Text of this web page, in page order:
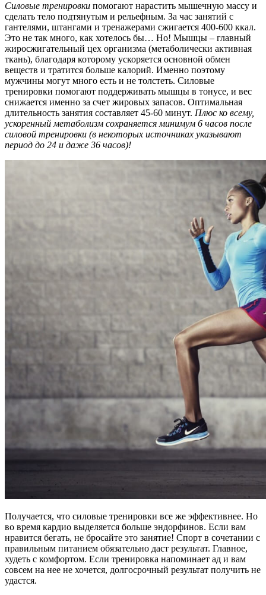
Силовые тренировки помогают нарастить мышечную массу и
сделать тело подтянутым и рельефным. За час занятий с
гантелями, штангами и тренажерами сжигается 400-600 ккал.
Это не так много, как хотелось бы… Но! Мышцы – главный
жиросжигательный цех организма (метаболически активная
ткань), благодаря которому ускоряется основной обмен
веществ и тратится больше калорий. Именно поэтому
мужчины могут много есть и не толстеть. Силовые
тренировки помогают поддерживать мышцы в тонусе, и вес
снижается именно за счет жировых запасов. Оптимальная
длительность занятия составляет 45-60 минут. Плюс ко всему,
ускоренный метаболизм сохраняется минимум 6 часов после
силовой тренировки (в некоторых источниках указывают
период до 24 и даже 36 часов)!
Получается, что силовые тренировки все же эффективнее. Но
во время кардио выделяется больше эндорфинов. Если вам
нравится бегать, не бросайте это занятие! Спорт в сочетании с
правильным питанием обязательно даст результат. Главное,
худеть с комфортом. Если тренировка напоминает ад и вам
совсем на нее не хочется, долгосрочный результат получить не
удастся.